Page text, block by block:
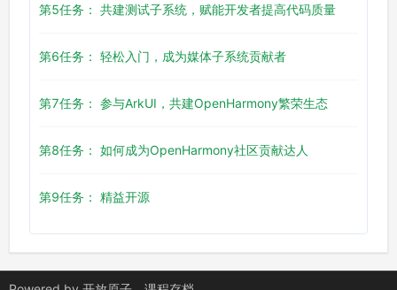
第5任务： 共建测试子系统，赋能开发者提高代码质量
第6任务： 轻松入门，成为媒体子系统贡献者
第7任务： 参与ArkUI，共建OpenHarmony繁荣生态
第8任务： 如何成为OpenHarmony社区贡献达人
第9任务： 精益开源